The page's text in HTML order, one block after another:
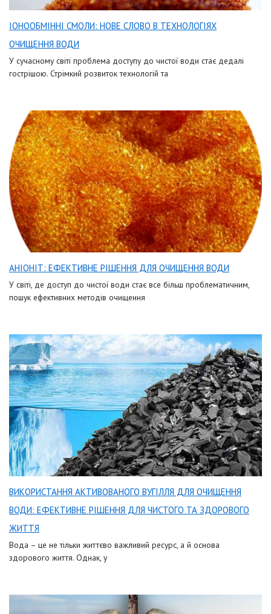
ІОНООБМІННІ СМОЛИ: НОВЕ СЛОВО В ТЕХНОЛОГІЯХ
ОЧИЩЕННЯ ВОДИ
У сучасному світі проблема доступу до чистої води стає дедалі
гострішою. Стрімкий розвиток технологій та
АНІОНІТ: ЕФЕКТИВНЕ РІШЕННЯ ДЛЯ ОЧИЩЕННЯ ВОДИ
У світі, де доступ до чистої води стає все більш проблематичним,
пошук ефективних методів очищення
ВИКОРИСТАННЯ АКТИВОВАНОГО ВУГІЛЛЯ ДЛЯ ОЧИЩЕННЯ
ВОДИ: ЕФЕКТИВНЕ РІШЕННЯ ДЛЯ ЧИСТОГО ТА ЗДОРОВОГО
ЖИТТЯ
Вода – це не тільки життєво важливий ресурс, а й основа
здорового життя. Однак, у